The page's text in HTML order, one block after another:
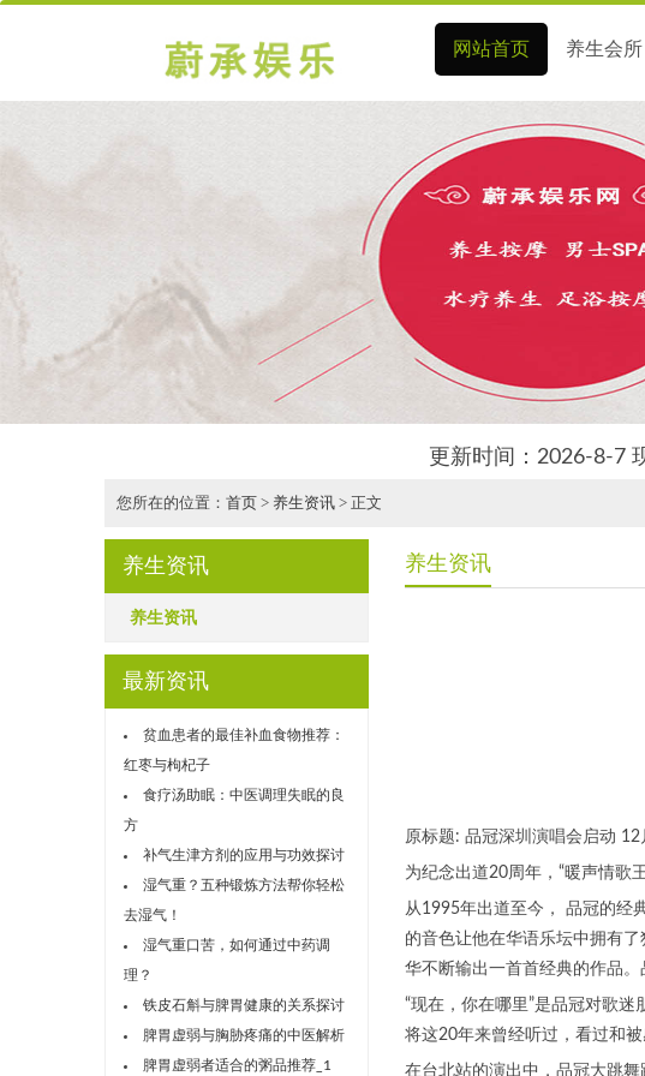
网站首页 养生会所
更新时间：2026-8-7
您所在的位置： 首页 > 养生资讯 > 正文
养生资讯
养生资讯
最新资讯
贫血患者的最佳补血食物推荐：
红枣与枸杞子
食疗汤助眠：中医调理失眠的良
方
补气生津方剂的应用与功效探讨
湿气重？五种锻炼方法帮你轻松
去湿气！
湿气重口苦，如何通过中药调
理？
铁皮石斛与脾胃健康的关系探讨
脾胃虚弱与胸胁疼痛的中医解析
脾胃虚弱者适合的粥品推荐_1
养生资讯
原标题: 品冠深圳演唱会启动
为纪念出道20周年，“暖声情歌
从1995年出道至今， 品冠的经
的音色让他在华语乐坛中拥有
华不断输出一首首经典的作品
“现在，你在哪里”是品冠对歌
将这20年来曾经听过，看过和
在台北站的演出中，品冠大跳